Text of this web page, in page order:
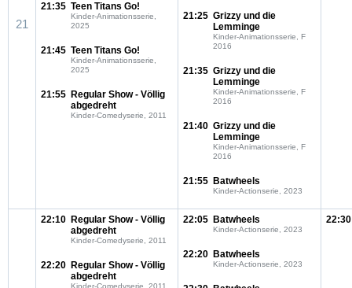
21
21:35 Teen Titans Go!
Kinder-Animationsserie,
2025
21:45 Teen Titans Go!
Kinder-Animationsserie,
2025
21:55 Regular Show - Völlig
abgedreht
Kinder-Comedyserie, 2011
21:25 Grizzy und die
Lemminge
Kinder-Animationsserie, F
2016
21:35 Grizzy und die
Lemminge
Kinder-Animationsserie, F
2016
21:40 Grizzy und die
Lemminge
Kinder-Animationsserie, F
2016
21:55 Batwheels
Kinder-Actionserie, 2023
22:10 Regular Show - Völlig
abgedreht
Kinder-Comedyserie, 2011
22:20 Regular Show - Völlig
abgedreht
Kinder-Comedyserie, 2011
22:05 Batwheels
Kinder-Actionserie, 2023
22:20 Batwheels
Kinder-Actionserie, 2023
22:30